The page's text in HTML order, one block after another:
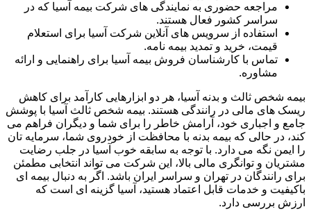
مراجعه حضوری به نمایندگی های شرکت بیمه آسیا که در
سراسر کشور فعال هستند.
استفاده از سرویس های آنلاین شرکت آسیا برای استعلام
قیمت، خرید و تمدید بیمه نامه.
تماس با کارشناسان فروش بیمه آسیا برای راهنمایی و ارائه
مشاوره.
بیمه شخص ثالث و بدنه آسیا، هر دو ابزارهایی کارآمد برای کاهش
ریسک های مالی در رانندگی هستند. بیمه شخص ثالث آسیا با پوشش
جامع و اجباری خود، آرامش خاطر را برای شما و دیگران فراهم می
کند، در حالی که بیمه بدنه با محافظت از خودروی شما، سرمایه تان
را ایمن نگه می دارد. با توجه به سابقه خوب آسیا در جلب رضایت
مشتریان و توانگری مالی بالا، این شرکت می تواند انتخابی مطمئن
برای رانندگان در تهران و سراسر ایران باشد. اگر به دنبال بیمه ای
باکیفیت و خدمات قابل اعتماد هستید، آسیا گزینه ای است که
ارزش بررسی دارد.